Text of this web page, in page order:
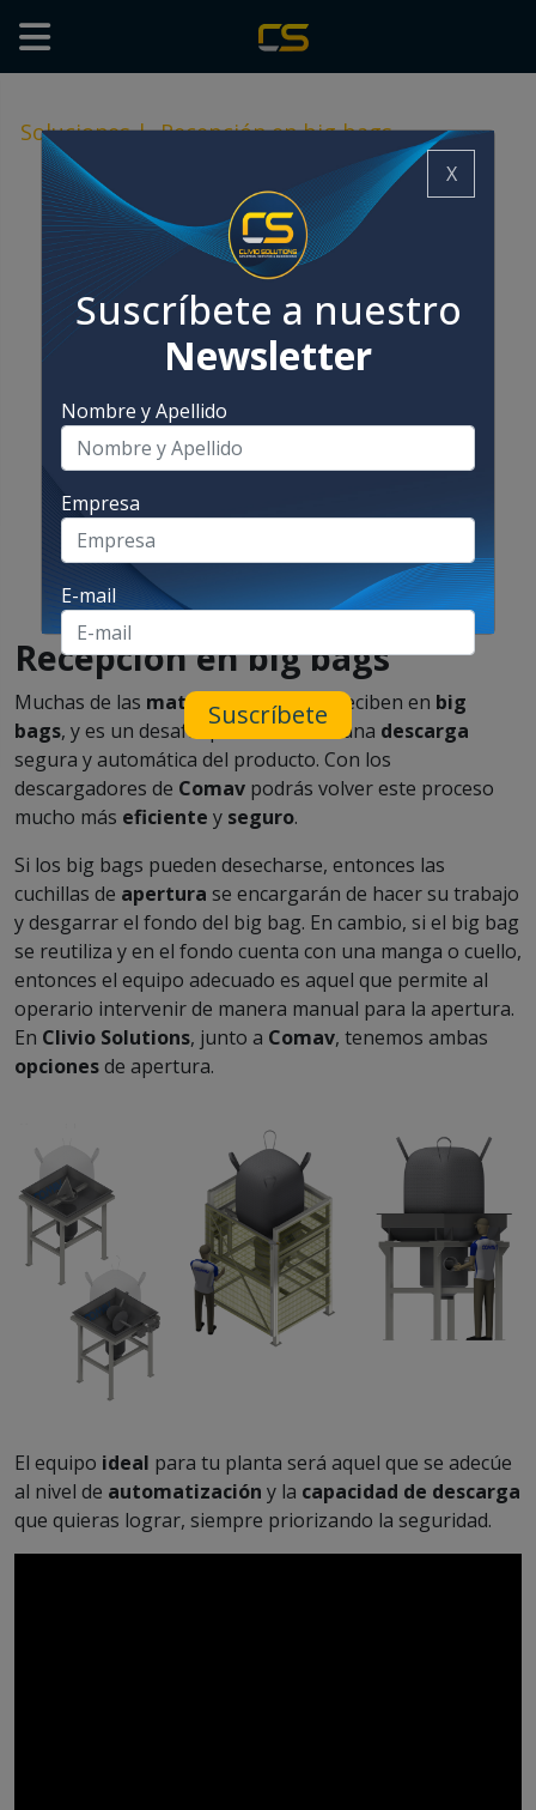
Soluciones| Recepción en big bags
Recepción en big bags
Muchas de las materias primas se reciben en big
bags, y es un desafío poder realizar una descarga
segura y automática del producto. Con los
descargadores de Comav podrás volver este proceso
mucho más eficiente y seguro.
Si los big bags pueden desecharse, entonces las
cuchillas de apertura se encargarán de hacer su trabajo
y desgarrar el fondo del big bag. En cambio, si el big bag
se reutiliza y en el fondo cuenta con una manga o cuello,
entonces el equipo adecuado es aquel que permite al
operario intervenir de manera manual para la apertura.
En Clivio Solutions, junto a Comav, tenemos ambas
opcionesde apertura.
El equipo ideal para tu planta será aquel que se adecúe
al nivel de automatización y la capacidad de descarga
que quieras lograr, siempre priorizando la seguridad.
X
Suscríbete a nuestro
Newsletter
Nombre y Apellido
Empresa
E-mail
Suscríbete